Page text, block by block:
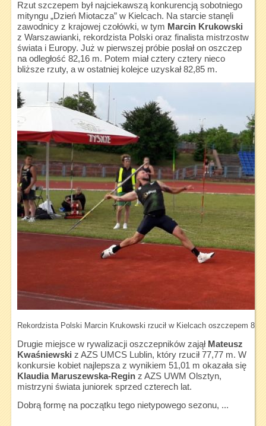
Rzut szczepem był najciekawszą konkurencją sobotniego
mityngu „Dzień Miotacza” w Kielcach. Na starcie stanęli
zawodnicy z krajowej czołówki, w tym Marcin Krukowski
z Warszawianki, rekordzista Polski oraz finalista mistrzostw
świata i Europy. Już w pierwszej próbie posłał on oszczep
na odległość 82,16 m. Potem miał cztery cztery nieco
bliższe rzuty, a w ostatniej kolejce uzyskał 82,85 m.
Rekordzista Polski Marcin Krukowski rzucił w Kielcach oszczepem
Drugie miejsce w rywalizacji oszczepników zajął Mateusz
Kwaśniewski z AZS UMCS Lublin, który rzucił 77,77 m. W
konkursie kobiet najlepsza z wynikiem 51,01 m okazała się
Klaudia Maruszewska-Reginz AZS UWM Olsztyn,
mistrzyni świata juniorek sprzed czterech lat.
Dobrą formę na początku tego nietypowego sezonu, ...